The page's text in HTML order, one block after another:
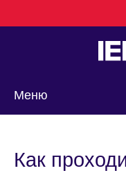
to
Меню
Как